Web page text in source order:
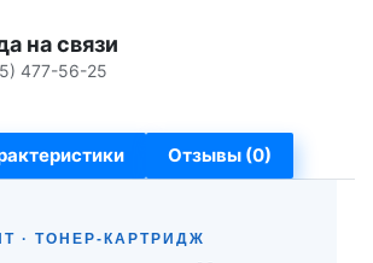
на связи
477-56-25
Отзывы (0)
· ТОНЕР-КАРТРИДЖ